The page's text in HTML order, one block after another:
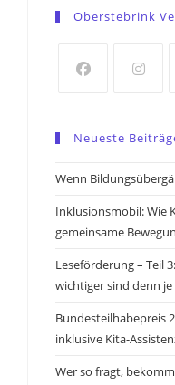
a
tab
Oberstebrink
a
new
a
Neueste
Wenn
Inklusionsmobil: Wie
gemeinsame
Leseförderung – Teil
wichtiger sind denn je
Bundesteilhabepreis
inklusive Kita-
Wer so fragt,